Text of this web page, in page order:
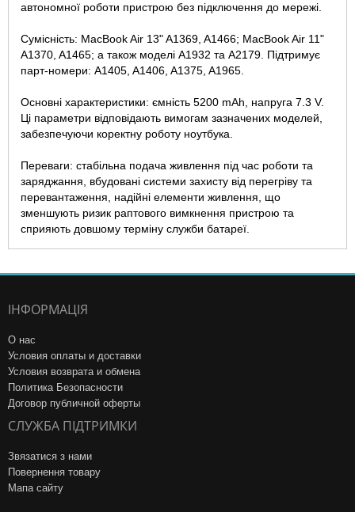
автономної роботи пристрою без підключення до мережі.
Сумісність: MacBook Air 13" A1369, A1466; MacBook Air 11"
A1370, A1465; а також моделі A1932 та A2179. Підтримує
парт-номери: A1405, A1406, A1375, A1965.
Основні характеристики: ємність 5200 mAh, напруга 7.3 V.
Ці параметри відповідають вимогам зазначених моделей,
забезпечуючи коректну роботу ноутбука.
Переваги: стабільна подача живлення під час роботи та
заряджання, вбудовані системи захисту від перегріву та
перевантаження, надійні елементи живлення, що
зменшують ризик раптового вимкнення пристрою та
сприяють довшому терміну служби батареї.
ІНФОРМАЦІЯ
О нас
Условия оплаты и доставки
Условия возврата и обмена
Политика Безопасности
Договор публичной оферты
СЛУЖБА ПІДТРИМКИ
Звязатися з нами
Повернення товару
Мапа сайту